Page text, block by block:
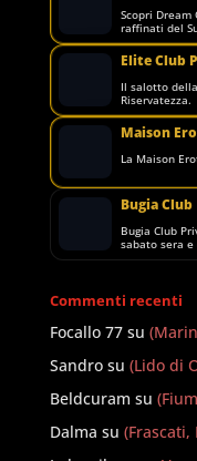
Scopri
raffinati del
Elite Club
Il salotto
Riservatezza.
Maison
La Maison
Bugia Club
Bugia Club
sabato sera e
Commenti recenti
Focallo 77su
Sandrosu (Lido di
Beldcuram su
Dalma su (Frascati,